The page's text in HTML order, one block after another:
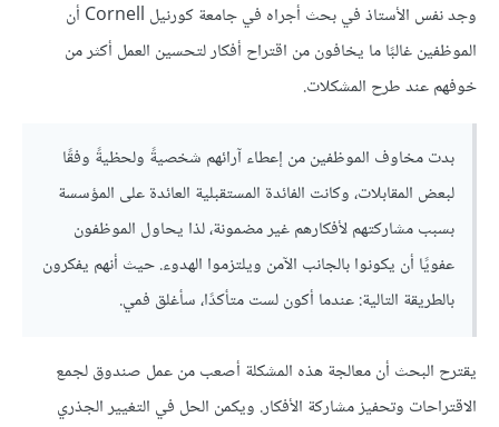
وجد نفس الأستاذ في بحث أجراه في جامعة كورنيل Cornell أن
الموظفين غالبًا ما يخافون من اقتراح أفكار لتحسين العمل أكثر من
خوفهم عند طرح المشكلات.
بدت مخاوف الموظفين من إعطاء آرائهم شخصيةً ولحظيةً وفقًا
لبعض المقابلات، وكانت الفائدة المستقبلية العائدة على المؤسسة
بسبب مشاركتهم لأفكارهم غير مضمونة، لذا يحاول الموظفون
عفويًا أن يكونوا بالجانب الآمن ويلتزموا الهدوء. حيث أنهم يفكرون
بالطريقة التالية: عندما أكون لست متأكدًا، سأغلق فمي.
يقترح البحث أن معالجة هذه المشكلة أصعب من عمل صندوق لجمع
الاقتراحات وتحفيز مشاركة الأفكار. ويكمن الحل في التغيير الجذري